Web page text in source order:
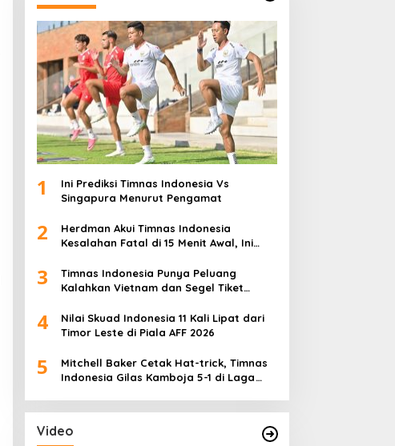
1
Ini Prediksi Timnas Indonesia Vs
Singapura Menurut Pengamat
2
Herdman Akui Timnas Indonesia
Kesalahan Fatal di 15 Menit Awal, Ini
3
Timnas Indonesia Punya Peluang
Kalahkan Vietnam dan Segel Tiket
4
Nilai Skuad Indonesia 11 Kali Lipat dari
Timor Leste di Piala AFF 2026
5
Mitchell Baker Cetak Hat-trick, Timnas
Indonesia Gilas Kamboja 5-1 di Laga
Video